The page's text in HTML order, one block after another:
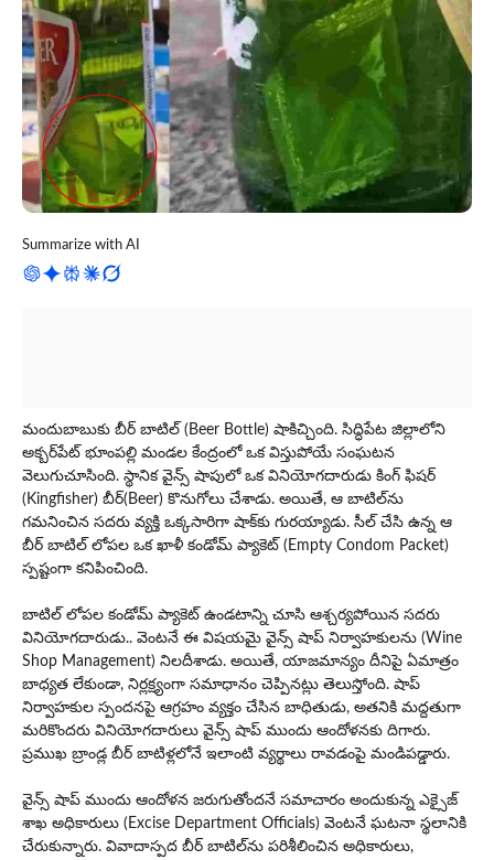
Summarize with AI
మందుబాబుకు బీర్ బాటిల్ (Beer Bottle) షాకిచ్చింది. సిద్ధిపేట జిల్లాలోని
అక్బర్‌పేట్ భూంపల్లి మండల కేంద్రంలో ఒక విస్తుపోయే సంఘటన
వెలుగుచూసింది. స్థానిక వైన్స్ షాపులో ఒక వినియోగదారుడు కింగ్ ఫిషర్
(Kingfisher) బీర్(Beer) కొనుగోలు చేశాడు. అయితే, ఆ బాటిల్‌ను
గమనించిన సదరు వ్యక్తి ఒక్కసారిగా షాక్‌కు గురయ్యాడు. సీల్ చేసి ఉన్న ఆ
బీర్ బాటిల్ లోపల ఒక ఖాళీ కండోమ్ ప్యాకెట్ (Empty Condom Packet)
స్పష్టంగా కనిపించింది.
బాటిల్ లోపల కండోమ్ ప్యాకెట్ ఉండటాన్ని చూసి ఆశ్చర్యపోయిన సదరు
వినియోగదారుడు.. వెంటనే ఈ విషయమై వైన్స్ షాప్ నిర్వాహకులను (Wine
Shop Management) నిలదీశాడు. అయితే, యాజమాన్యం దీనిపై ఏమాత్రం
బాధ్యత లేకుండా, నిర్లక్ష్యంగా సమాధానం చెప్పినట్లు తెలుస్తోంది. షాప్
నిర్వాహకుల స్పందనపై ఆగ్రహం వ్యక్తం చేసిన బాధితుడు, అతనికి మద్దతుగా
మరికొందరు వినియోగదారులు వైన్స్ షాప్ ముందు ఆందోళనకు దిగారు.
ప్రముఖ బ్రాండ్ల బీర్ బాటిళ్లలోనే ఇలాంటి వ్యర్థాలు రావడంపై మండిపడ్డారు.
వైన్స్ షాప్ ముందు ఆందోళన జరుగుతోందనే సమాచారం అందుకున్న ఎక్సైజ్
శాఖ అధికారులు (Excise Department Officials) వెంటనే ఘటనా స్థలానికి
చేరుకున్నారు. వివాదాస్పద బీర్ బాటిల్‌ను పరిశీలించిన అధికారులు,